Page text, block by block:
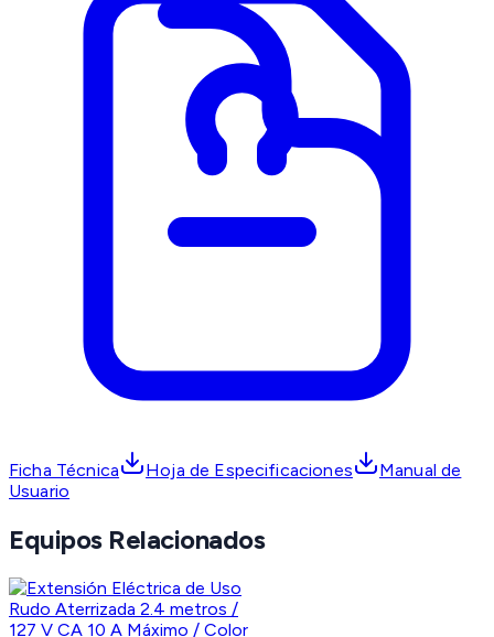
Ficha Técnica Hoja de Especificaciones
Manual de
Usuario
Equipos Relacionados